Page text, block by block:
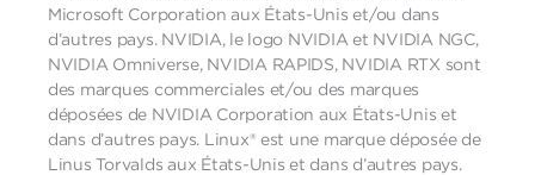
Microsoft Corporation aux États-Unis et/ou dans
d’autres pays. NVIDIA, le logo NVIDIA et NVIDIA NGC,
NVIDIA Omniverse, NVIDIA RAPIDS, NVIDIA RTX sont
des marques commerciales et/ou des marques
déposées de NVIDIA Corporation aux États-Unis et
dans d’autres pays. Linux® est une marque déposée de
Linus Torvalds aux États-Unis et dans d’autres pays.